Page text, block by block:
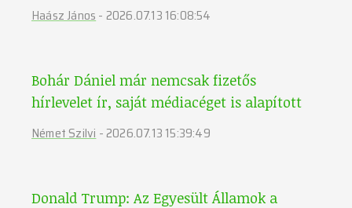
Haász János - 2026.07.13 16:08:54
Bohár Dániel már nemcsak fizetős
hírlevelet ír, saját médiacéget is alapított
Német Szilvi - 2026.07.13 15:39:49
Donald Trump: Az Egyesült Államok a